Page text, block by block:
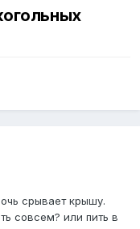
срывает крышу.
совсем? или пить в